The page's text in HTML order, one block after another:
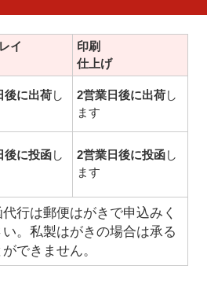
イ
印刷
仕上げ
後に出荷し
2営業日後に出荷し
ます
後に投函し
2営業日後に投函し
ます
行は郵便はがきで申込みく
い。私製はがきの場合は承る
ができません。